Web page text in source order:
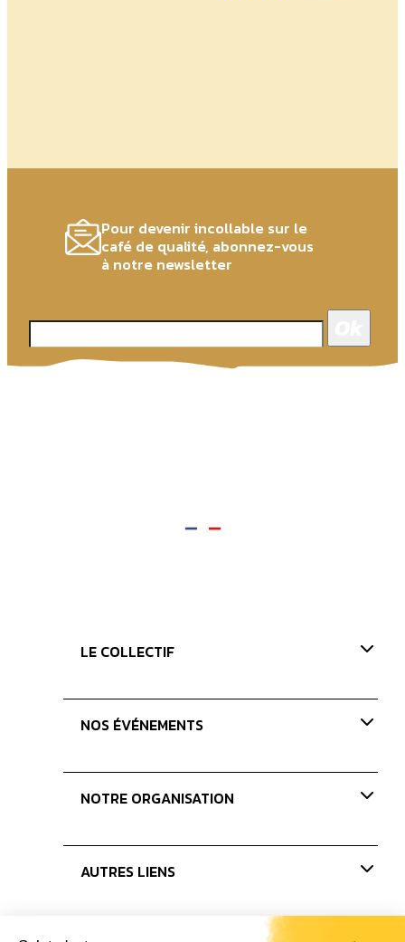
Pour devenir incollable sur le
café de qualité, abonnez-vous
à notre newsletter
LE COLLECTIF
Présentation
Nos missions
NOS ÉVÉNEMENTS
Les concours
NOTRE ORGANISATION
AUTRES LIENS